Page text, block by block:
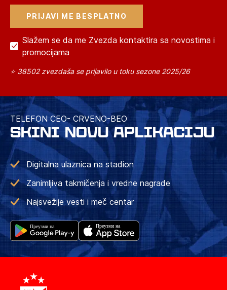
Slažem se da me Zvezda kontaktira sa novostima i
promocijama
⭐ 38502 zvezdaša se prijavilo u toku sezone 2025/26
TELEFON CEO- CRVENO-BEO
SKINI NOVU APLIKACIJU
Digitalna ulaznica na stadion
Zanimljiva takmičenja i vredne nagrade
Najsvežije vesti i meč centar